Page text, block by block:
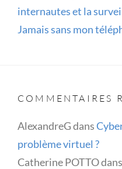
internautes et la
Jamais sans mon
COMMENTAIRES
AlexandreGdans
problème virtuel ?
Catherine POTTOdans